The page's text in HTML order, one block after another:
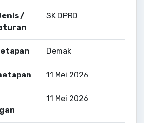
/
SK DPRD
Demak
11 Mei 2026
11 Mei 2026